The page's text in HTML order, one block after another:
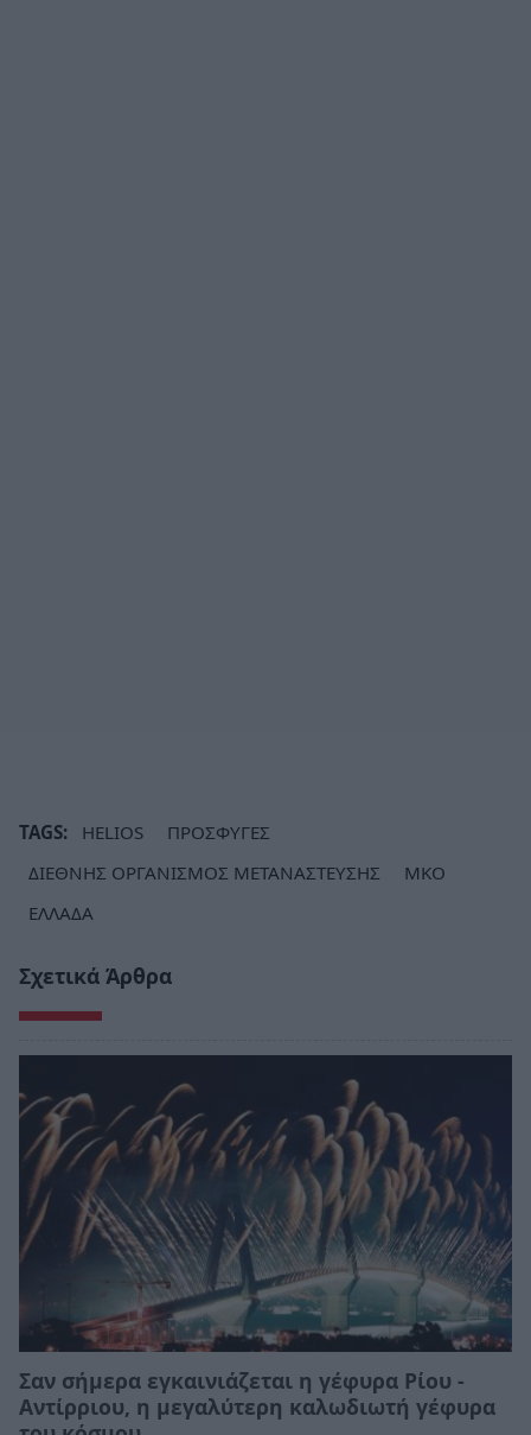
TAGS: HELIOS
ΠΡΟΣΦΥΓΕΣ
ΔΙΕΘΝΗΣ ΟΡΓΑΝΙΣΜΟΣ ΜΕΤΑΝΑΣΤΕΥΣΗΣ
ΜΚΟ
ΕΛΛΑΔΑ
Σχετικά Άρθρα
Σαν σήμερα εγκαινιάζεται η γέφυρα Ρίου -
Αντίρριου, η μεγαλύτερη καλωδιωτή γέφυρα